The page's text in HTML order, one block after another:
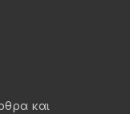
και